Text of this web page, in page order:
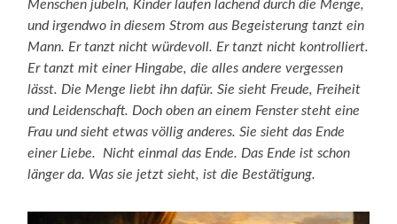
Menschen jubeln, Kinder laufen lachend durch die Menge,
und irgendwo in diesem Strom aus Begeisterung tanzt ein
Mann. Er tanzt nicht würdevoll. Er tanzt nicht kontrolliert.
Er tanzt mit einer Hingabe, die alles andere vergessen
lässt. Die Menge liebt ihn dafür. Sie sieht Freude, Freiheit
und Leidenschaft. Doch oben an einem Fenster steht eine
Frau und sieht etwas völlig anderes. Sie sieht das Ende
einer Liebe. Nicht einmal das Ende. Das Ende ist schon
länger da. Was sie jetzt sieht, ist die Bestätigung.